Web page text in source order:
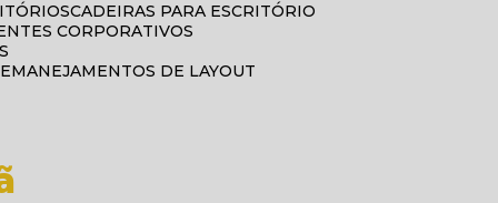
CADEIRAS PARA ESCRITÓRIO
CORPORATIVOS
REMANEJAMENTOS DE LAYOUT